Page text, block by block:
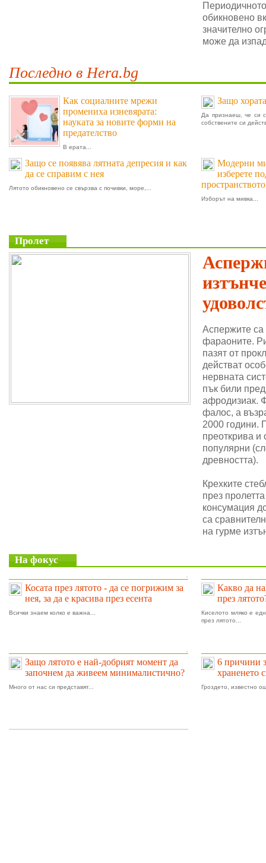
обикновено
значително
може да
Последно в Hera.bg
Как социалните мрежи
промениха изневярата:
науката за новите форми на
предателство
В ерата...
Защо
Да признаеш, че си
собствените си
Защо се появява лятната депресия и как
да се справим с нея
Лятото обикновено се свързва с почивки, море,...
Модерни
изберете
Изборът на мивка...
Пролет
Аспержите
фараоните.
пазят от
действат
нервната
пък били
афродизиак.
фалос, а
2000 години.
преоткрива и
популярни
древността).
Крехките
през
консумация
са
на гурме
На фокус
Косата през лятото - да се погрижим за
нея, за да е красива през есента
Всички знаем колко е важна...
Какво да
през
Киселото мляко е
през лятото...
Защо лятото е най-добрият момент да
започнем да живеем минималистично?
Много от нас си представят...
6 причини
храненето
Гроздето, известно